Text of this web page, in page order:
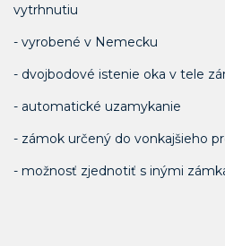
vytrhnutiu
- vyrobené v Nemecku
- dvojbodové istenie oka v tele
- automatické uzamykanie
- zámok určený do vonkajšieho
- možnosť zjednotiť s inými